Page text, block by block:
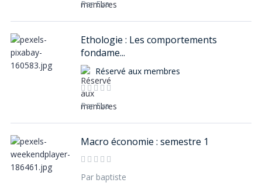
Par Eva
Ethologie : Les comportements
fondame...
Réservé aux membres
Par Eva
Macro économie : semestre 1
Par baptiste